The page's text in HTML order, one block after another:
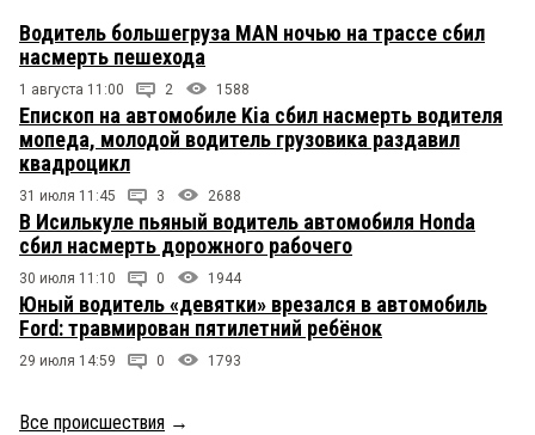
Водитель большегруза MAN ночью на трассе сбил
насмерть пешехода
1 августа 11:00 2 1588
Епископ на автомобиле Kia сбил насмерть водителя
мопеда, молодой водитель грузовика раздавил
квадроцикл
31 июля 11:45 3 2688
В Исилькуле пьяный водитель автомобиля Honda
сбил насмерть дорожного рабочего
30 июля 11:10 0 1944
Юный водитель «девятки» врезался в автомобиль
Ford: травмирован пятилетний ребёнок
29 июля 14:59 0 1793
Все происшествия →